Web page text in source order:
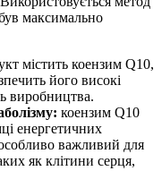
максимально
містить коензим Q10,
його високі
виробництва.
коензим Q10
енергетичних
важливий для
як клітини серця,